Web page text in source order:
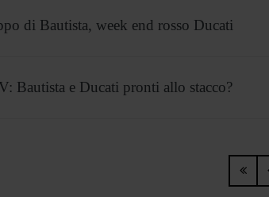
di Bautista, week end rosso Ducati
Bautista e Ducati pronti allo stacco?